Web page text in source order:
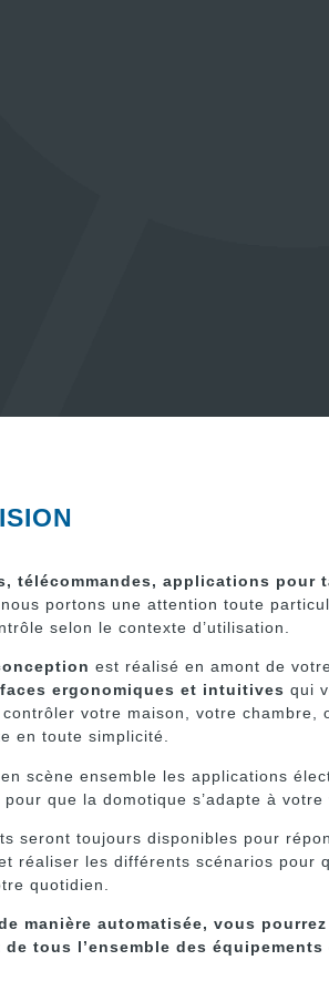
télécommandes, applications pour
nous portons une attention toute
selon le contexte d’utilisation.
est réalisé en amont de
ergonomiques et intuitives qui
votre maison, votre chambre,
en toute simplicité.
scène ensemble les applications
que la domotique s’adapte à votre
seront toujours disponibles pour
réaliser les différents scénarios pour
quotidien.
manière automatisée, vous
de tous l’ensemble des équipements